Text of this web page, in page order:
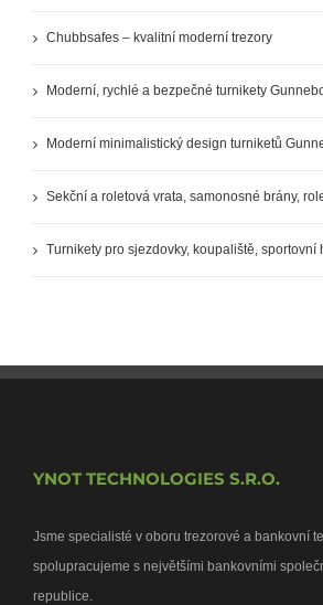
Chubbsafes – kvalitní moderní trezory
Moderní, rychlé a bezpečné turnikety
Moderní minimalistický design turniketů
Sekční a roletová vrata, samonosné brány,
Turnikety pro sjezdovky, koupaliště, sportovní
YNOT TECHNOLOGIES S.R.O.
Jsme specialisté v oboru trezorové a bankovní
spolupracujeme s největšími bankovními
republice.